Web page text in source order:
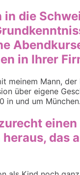
in die
in Ihrer
meinem Mann,
über eigene
in und um München.
das